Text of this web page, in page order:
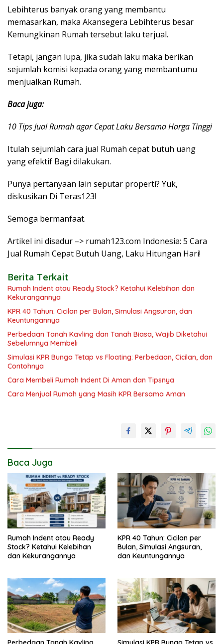
Lebihterus banyak orang yang membantu
memasarkan, maka Akansegera Lebihterus besar
Kemungkinan Rumah tersebut laku terjual.
Tetapi, jangan lupa, jika sudah laku maka berikan
sejumlah komisi kepada orang yang membantumu
menjualkan Rumah.
Baca juga:
10 Tips Jual Rumah agar Cepat Laku Bersama Harga Tinggi
Itulah sejumlah cara jual Rumah cepat butuh uang
yang efektif Bagi dilakukan.
Punya pertanyaan lain seputar properti? Yuk,
diskusikan Di Teras123!
Semoga bermanfaat.
Artikel ini disadur –> rumah123.com Indonesia: 5 Cara
Jual Rumah Cepat Butuh Uang, Laku Hitungan Hari!
Berita Terkait
Rumah Indent atau Ready Stock? Ketahui Kelebihan dan
Kekurangannya
KPR 40 Tahun: Cicilan per Bulan, Simulasi Angsuran, dan
Keuntungannya
Perbedaan Tanah Kavling dan Tanah Biasa, Wajib Diketahui
Sebelumnya Membeli
Simulasi KPR Bunga Tetap vs Floating: Perbedaan, Cicilan, dan
Contohnya
Cara Membeli Rumah Indent Di Aman dan Tipsnya
Cara Menjual Rumah yang Masih KPR Bersama Aman
Baca Juga
Rumah Indent atau Ready
Stock? Ketahui Kelebihan
dan Kekurangannya
KPR 40 Tahun: Cicilan per
Bulan, Simulasi Angsuran,
dan Keuntungannya